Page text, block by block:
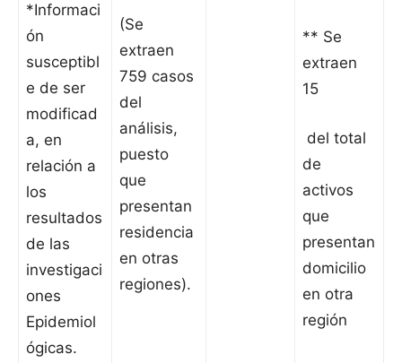
*Informaci
ón
susceptibl
e de ser
modificad
a, en
relación a
los
resultados
de las
investigaci
ones
Epidemiol
ógicas.
(Se
extraen
759 casos
del
análisis,
puesto
que
presentan
residencia
en otras
regiones).
** Se
extraen
15
del total
de
activos
que
presentan
domicilio
en otra
región